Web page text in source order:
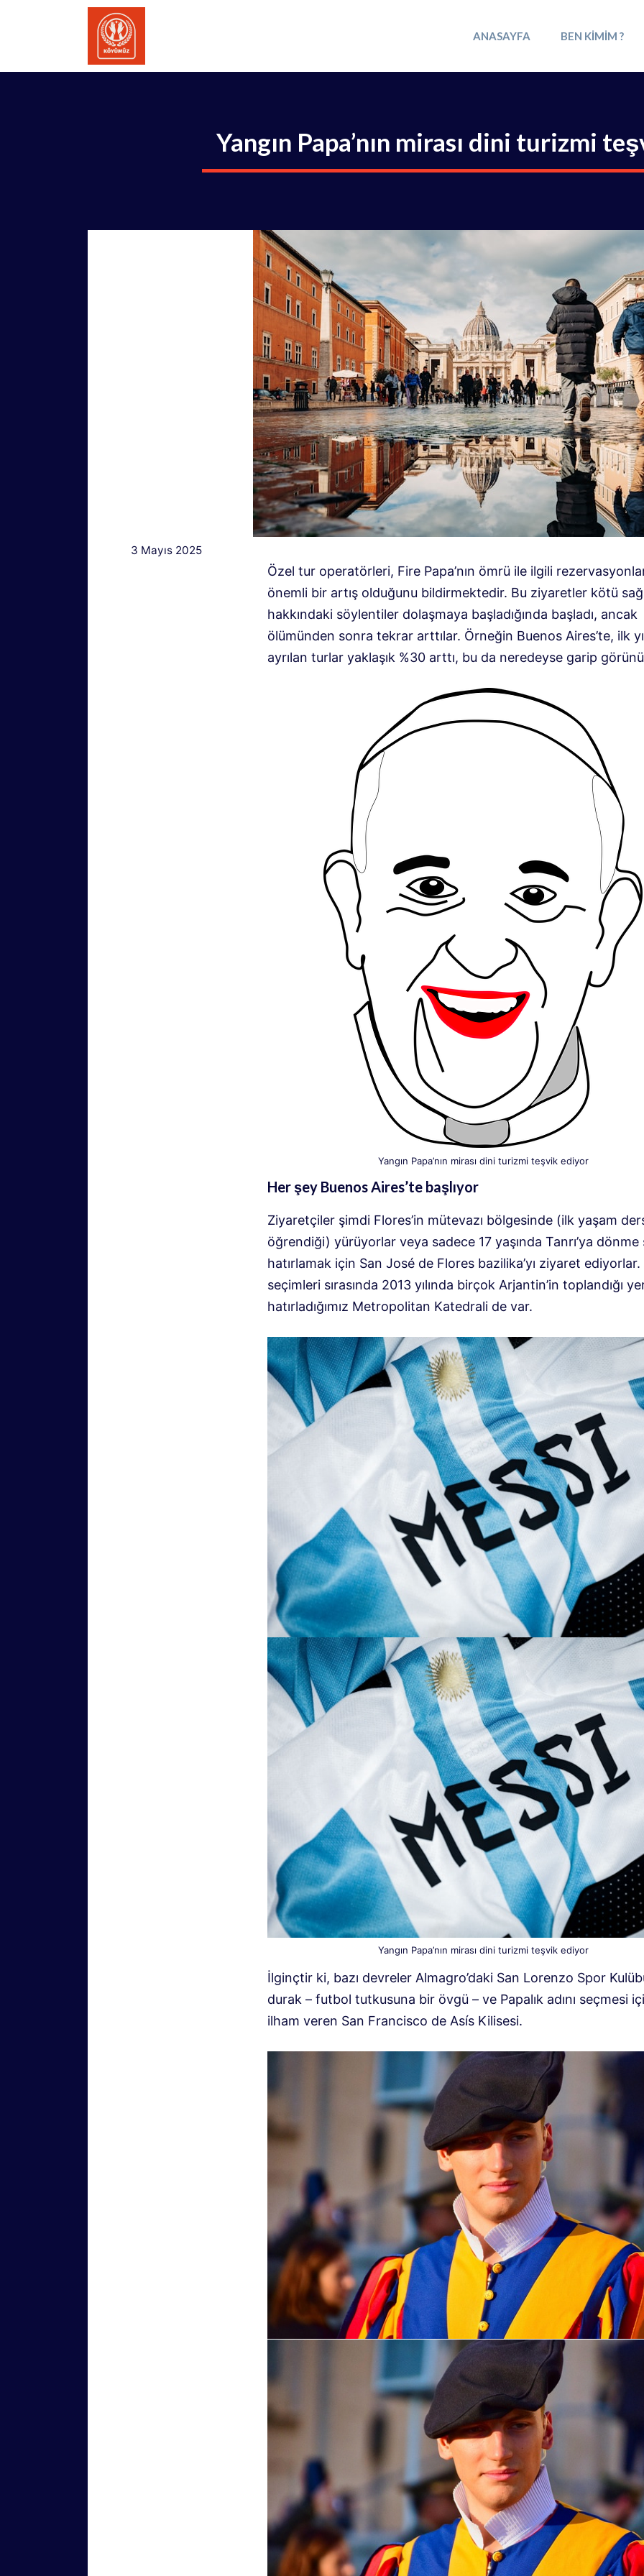
ANASAYFA BEN KIMIM ?
Yangın Papa’nın mirası dini turizmi
3 Mayıs 2025
Özel tur operatörleri, Fire Papa’nın ömrü ile ilgili
önemli bir artış olduğunu bildirmektedir. Bu ziyaretler kötü
hakkındaki söylentiler dolaşmaya başladığında başladı, ancak
ölümünden sonra tekrar arttılar. Örneğin Buenos Aires’te, ilk
ayrılan turlar yaklaşık %30 arttı, bu da neredeyse garip
Yangın Papa’nın mirası dini turizmi teşvik ediyor
Her şey Buenos Aires’te başlıyor
Ziyaretçiler şimdi Flores’in mütevazı bölgesinde (ilk yaşam
öğrendiği) yürüyorlar veya sadece 17 yaşında Tanrı’ya dönme
hatırlamak için San José de Flores bazilika’yı ziyaret ediyorlar.
seçimleri sırasında 2013 yılında birçok Arjantin’in toplandığı
hatırladığımız Metropolitan Katedrali de var.
Yangın Papa’nın mirası dini turizmi teşvik ediyor
İlginçtir ki, bazı devreler Almagro’daki San Lorenzo Spor
durak – futbol tutkusuna bir övgü – ve Papalık adını seçmesi
ilham veren San Francisco de Asís Kilisesi.